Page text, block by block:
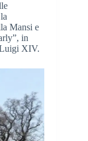
Mansi e
in
Luigi XIV.